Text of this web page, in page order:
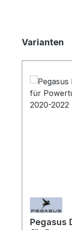
Varianten
Pegasus